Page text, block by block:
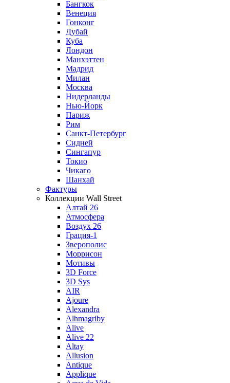
Бангкок
Венеция
Гонконг
Дубай
Куба
Лондон
Манхэттен
Мадрид
Милан
Москва
Нидерланды
Нью-Йорк
Париж
Рим
Санкт-Петербург
Сидней
Сингапур
Токио
Чикаго
Шанхай
Фактуры
Коллекции Wall Street
Алтай 26
Атмосфера
Воздух 26
Грация-1
Зверополис
Моррисон
Мотивы
3D Force
3D Sys
AIR
Ajoure
Alexandra
Alhmagriby
Alive
Alive 22
Altay
Allusion
Antique
Applique